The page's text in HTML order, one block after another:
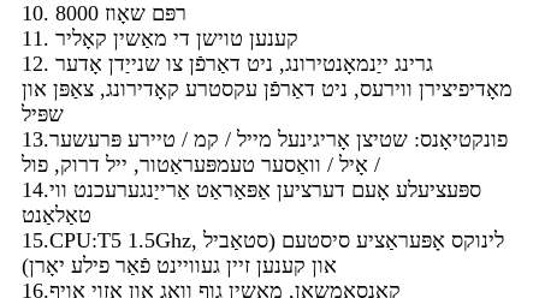
10. רפּם שאָוז 8000
11. קענען טוישן די מאַשין קאָליר
12. גרינג ייַנמאָנטירונג, ניט דאַרפֿן צו שנייַדן אָדער
מאָדיפיצירן ווירעס, ניט דאַרפֿן עקסטרע קאָדירונג, צאַפּן און
שפּיל
13.פונקטיאָנס: שטיצן אָריגינעל מייל / קמ / טיירע פּרעשער
/ אָיל / וואַסער טעמפּעראַטור, ייל דרוק, פול
14.ספּעציעלע אָעם דערציען אַפּאַראַט אַרייַנגערעכנט ווי
טאַלאַנט
15.CPU:T5 1.5Ghz, לינוקס אָפּעראַציע סיסטעם (סטאַביל
און קענען זיין געוויינט פֿאַר פילע יאָרן)
16.קאַנסאַמשאַן, מאַשין גוף וואָג און אַזוי אויף